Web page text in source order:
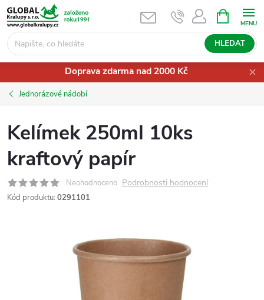
Přejít
na
obsah
HLEDAT
NÁKUPNÍ
KOŠÍK
Doprava zdarma nad 2000 Kč
Jednorázové nádobí
Kelímek 250ml 10ks
kraftový papír
Neohodnoceno Podrobnosti hodnocení
Kód produktu: 0291101